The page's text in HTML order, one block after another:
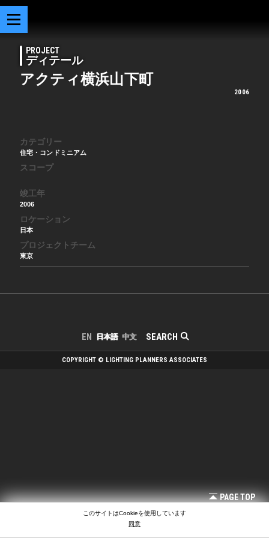
PROJECT
ディテール
アクティ横浜山下町
2006
カテゴリー
住宅・コンドミニアム
スコープ
竣工年
2006
ロケーション
日本
プロジェクトチーム
東京
SEARCH
EN 日本語 中文
PAGE TOP
COPYRIGHT © LIGHTING PLANNERS ASSOCIATES
このサイトはCookieを使用しています
同意